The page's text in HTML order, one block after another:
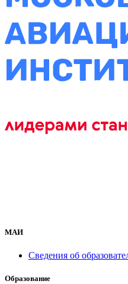
МАИ
Сведения об
Образование